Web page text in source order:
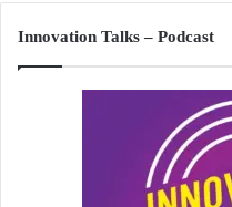
Innovation Talks – Podcast